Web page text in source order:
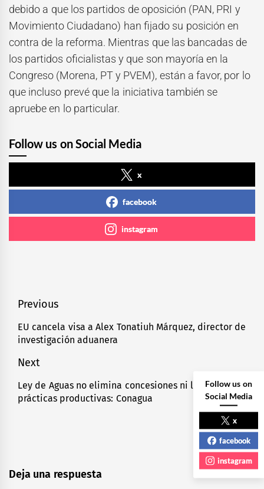
debido a que los partidos de oposición (PAN, PRI y
Movimiento Ciudadano) han fijado su posición en
contra de la reforma. Mientras que las bancadas de
los partidos oficialistas y que son mayoría en la
Congreso (Morena, PT y PVEM), están a favor, por lo
que incluso prevé que la iniciativa también se
apruebe en lo particular.
Follow us on Social Media
x
facebook
instagram
Navegación
de
entradas
Previous
Previous
post:
EU cancela visa a Alex Tonatiuh Márquez, director de
investigación aduanera
Next
Next
post:
Ley de Aguas no elimina concesiones ni limita
prácticas productivas: Conagua
Deja una respuesta
Follow us on
Social Media
x
facebook
instagram